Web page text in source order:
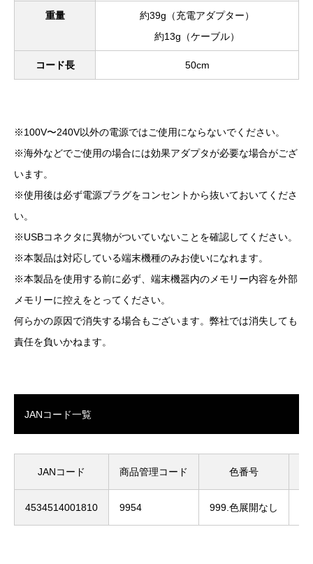
重量
約39g（充電アダプター）
約13g（ケーブル）
コード長 50cm
※100V〜240V以外の電源ではご使用にならないでください。
※海外などでご使用の場合には効果アダプタが必要な場合がござ
います。
※使用後は必ず電源プラグをコンセントから抜いておいてくださ
い。
※USBコネクタに異物がついていないことを確認してください。
※本製品は対応している端末機種のみお使いになれます。
※本製品を使用する前に必ず、端末機器内のメモリー内容を外部
メモリーに控えをとってください。
何らかの原因で消失する場合もございます。弊社では消失しても
責任を負いかねます。
JANコード一覧
JANコード 商品管理コード 色番号
4534514001810 9954 999.色展開なし